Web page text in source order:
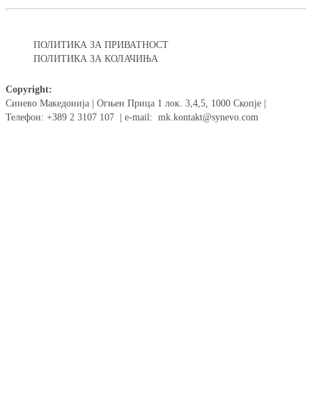
ПОЛИТИКА ЗА ПРИВАТНОСТ
ПОЛИТИКА ЗА КОЛАЧИЊА
Copyright:
Синево Македонија | Огњен Прица 1 лок. 3,4,5, 1000 Скопје |
Телефон: +389 2 3107 107 | e-mail: mk.kontakt@synevo.com